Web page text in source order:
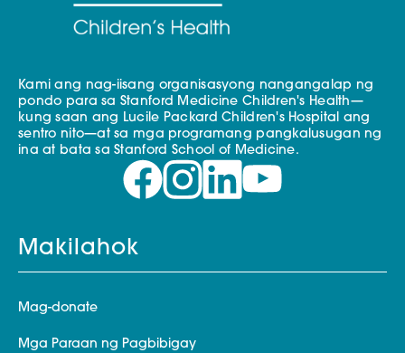
Kami ang nag-iisang organisasyong nangangalap ng
pondo para sa Stanford Medicine Children's Health—
kung saan ang Lucile Packard Children's Hospital ang
sentro nito—at sa mga programang pangkalusugan ng
ina at bata sa Stanford School of Medicine.
Makilahok
Mag-donate
Mga Paraan ng Pagbibigay